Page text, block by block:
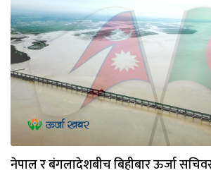
नेपाल र बंगलादेशबीच बिहीबार ऊर्जा